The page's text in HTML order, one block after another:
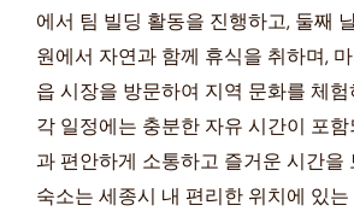
에서 팀 빌딩 활동을 진행하고, 둘째
원에서 자연과 함께 휴식을 취하며,
읍 시장을 방문하여 지역 문화를 체
각 일정에는 충분한 자유 시간이 포
과 편안하게 소통하고 즐거운 시간을
숙소는 세종시 내 편리한 위치에 있